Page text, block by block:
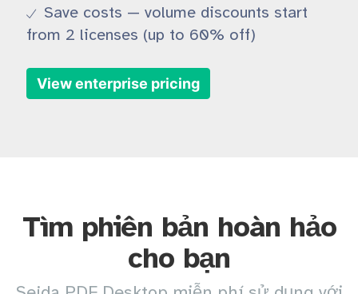
Save costs — volume discounts start
from 2 licenses (up to 60% off)
View enterprise pricing
Tìm phiên bản hoàn hảo
cho bạn